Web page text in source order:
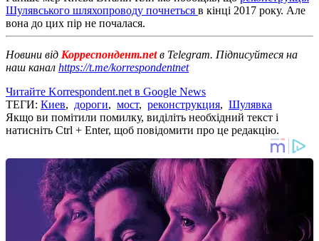
Шулявського шляхопроводу почнеться в кінці 2017 року. Але
вона до цих пір не почалася.
Новини від Корреспондент.netв Telegram. Підписуйтеся на
наш канал https://t.me/korrespondentnet
Читайте Korrespondent.net в Google News
ТЕГИ: Киев, дороги, мост, реконструкция, Шулявка
Якщо ви помітили помилку, виділіть необхідний текст і
натисніть Ctrl + Enter, щоб повідомити про це редакцію.